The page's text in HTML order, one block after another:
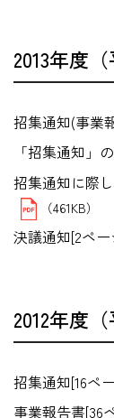
2013年度
招集通知(事業
「招集通知」
招集通知に際
（461KB）
決議通知[2ペー
2012年度
招集通知[16ペ
事業報告書[36